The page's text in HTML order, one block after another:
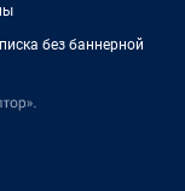
без баннерной